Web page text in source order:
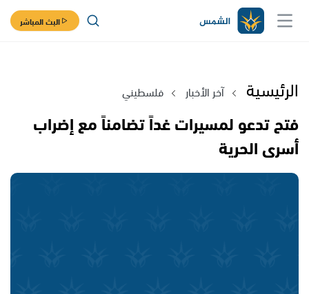
البث المباشر
الرئيسية آخر الأخبار فلسطيني
فتح تدعو لمسيرات غداً تضامناً مع إضراب
أسرى الحرية